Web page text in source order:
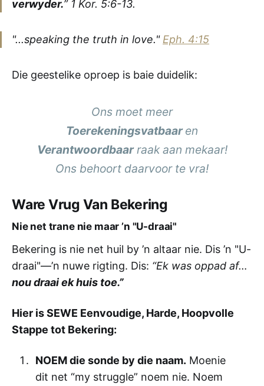
verwyder.” 1 Kor. 5:6-13.
"...speaking the truth in love." Eph. 4:15
Die geestelike oproep is baie duidelik:
Ons moet meer
Toerekeningsvatbaaren
Verantwoordbaarraak aan mekaar!
Ons behoort daarvoor te vra!
Ware Vrug Van Bekering
Nie net trane nie maar ’n "U-draai"
Bekering is nie net huil by ’n altaar nie. Dis ’n "U-
draai"—’n nuwe rigting. Dis: “Ek was oppad af…
nou draai ek huis toe.”
Hier is SEWE Eenvoudige, Harde, Hoopvolle
Stappe tot Bekering:
NOEM die sonde by die naam. Moenie
dit net “my struggle” noem nie. Noem